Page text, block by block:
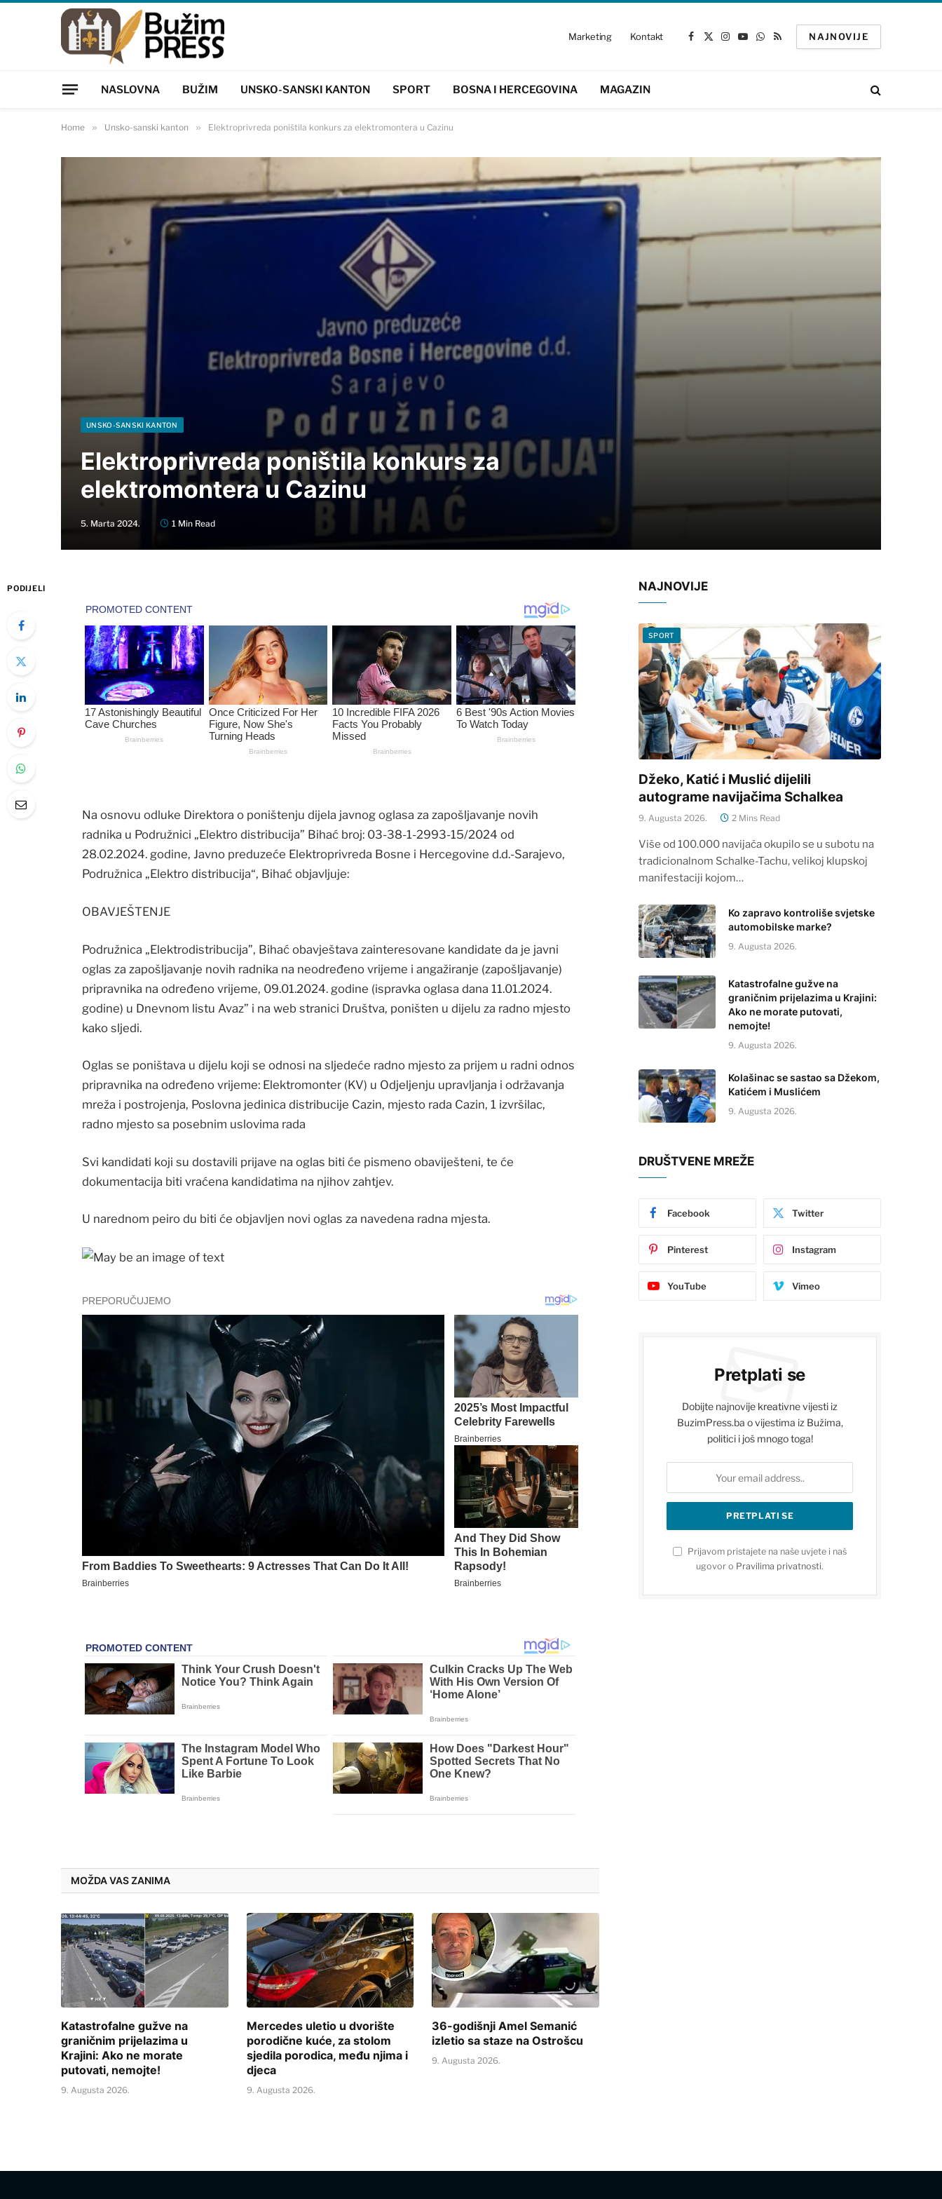
Marketing Kontakt
Facebook
X
Instagram
YouTube
WhatsApp
RSS
NAJNOVIJE
NASLOVNA BUŽIM UNSKO-SANSKI KANTON SPORT BOSNA I HERCEGOVINA MAGAZIN
Home » Unsko-sanski kanton » Elektroprivreda poništila konkurs za elektromontera u Cazinu
UNSKO-SANSKI KANTON
Elektroprivreda poništila konkurs za
elektromontera u Cazinu
5. Marta 2024. 1 Min Read
PODIJELI
Na osnovu odluke Direktora o poništenju dijela javnog oglasa za zapošljavanje novih
radnika u Podružnici „Elektro distribucija” Bihać broj: 03-38-1-2993-15/2024 od
28.02.2024. godine, Javno preduzeće Elektroprivreda Bosne i Hercegovine d.d.-Sarajevo,
Podružnica „Elektro distribucija“, Bihać objavljuje:
OBAVJEŠTENJE
Podružnica „Elektrodistribucija”, Bihać obavještava zainteresovane kandidate da je javni
oglas za zapošljavanje novih radnika na neodređeno vrijeme i angažiranje (zapošljavanje)
pripravnika na određeno vrijeme, 09.01.2024. godine (ispravka oglasa dana 11.01.2024.
godine) u Dnevnom listu Avaz” i na web stranici Društva, poništen u dijelu za radno mjesto
kako sljedi.
Oglas se poništava u dijelu koji se odnosi na sljedeće radno mjesto za prijem u radni odnos
pripravnika na određeno vrijeme: Elektromonter (KV) u Odjeljenju upravljanja i održavanja
mreža i postrojenja, Poslovna jedinica distribucije Cazin, mjesto rada Cazin, 1 izvršilac,
radno mjesto sa posebnim uslovima rada
Svi kandidati koji su dostavili prijave na oglas biti će pismeno obaviješteni, te će
dokumentacija biti vraćena kandidatima na njihov zahtjev.
U narednom peiro du biti će objavljen novi oglas za navedena radna mjesta.
MOŽDA VAS ZANIMA
Katastrofalne gužve na
graničnim prijelazima u
Krajini: Ako ne morate
putovati, nemojte!
9. Augusta 2026.
Mercedes uletio u dvorište
porodične kuće, za stolom
sjedila porodica, među njima i
djeca
9. Augusta 2026.
36-godišnji Amel Semanić
izletio sa staze na Ostrošcu
9. Augusta 2026.
NAJNOVIJE
SPORT
Džeko, Katić i Muslić dijelili
autograme navijačima Schalkea
9. Augusta 2026. 2 Mins Read
Više od 100.000 navijača okupilo se u subotu na
tradicionalnom Schalke-Tachu, velikoj klupskoj
manifestaciji kojom…
Ko zapravo kontroliše svjetske
automobilske marke?
9. Augusta 2026.
Katastrofalne gužve na
graničnim prijelazima u Krajini:
Ako ne morate putovati,
nemojte!
9. Augusta 2026.
Kolašinac se sastao sa Džekom,
Katićem i Muslićem
9. Augusta 2026.
DRUŠTVENE MREŽE
Facebook Twitter
Pinterest Instagram
YouTube Vimeo
Pretplati se
Dobijte najnovije kreativne vijesti iz
BuzimPress.ba o vijestima iz Bužima,
politici i još mnogo toga!
Prijavom pristajete na naše uvjete i naš
ugovor o Pravilima privatnosti.